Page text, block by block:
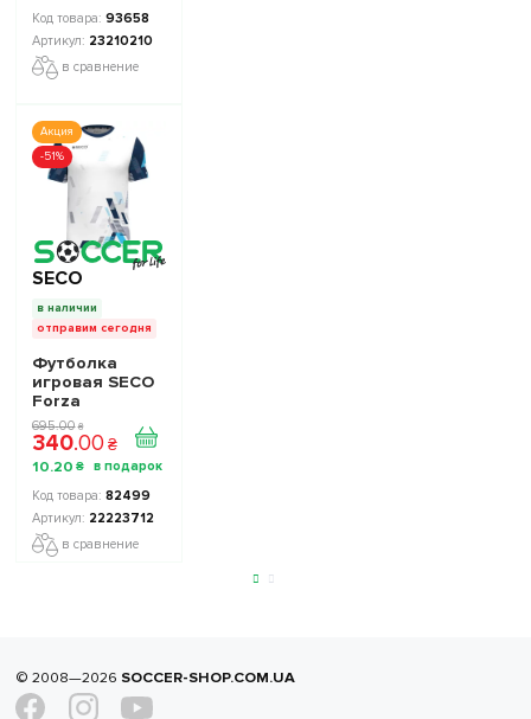
93658
23210210
в сравнение
Акция
-51%
SECO
в наличии
отправим сегодня
Футболка
игровая SECO
Forza
22223712 цвет:
темно-синий
695.00 ₴
340.00 ₴
10.20 ₴
82499
22223712
в сравнение
© 2008—2026 SOCCER-SHOP.COM.UA